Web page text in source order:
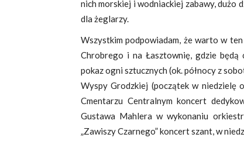
nich morskiej i wodniackiej zabawy, dużo
dla żeglarzy.
Wszystkim podpowiadam, że warto w
Chrobrego i na Łasztownię, gdzie będą
pokaz ogni sztucznych (ok. północy z
Wyspy Grodzkiej (początek w
Cmentarzu Centralnym koncert
Gustawa Mahlera w wykonaniu
„Zawiszy Czarnego” koncert szant, w